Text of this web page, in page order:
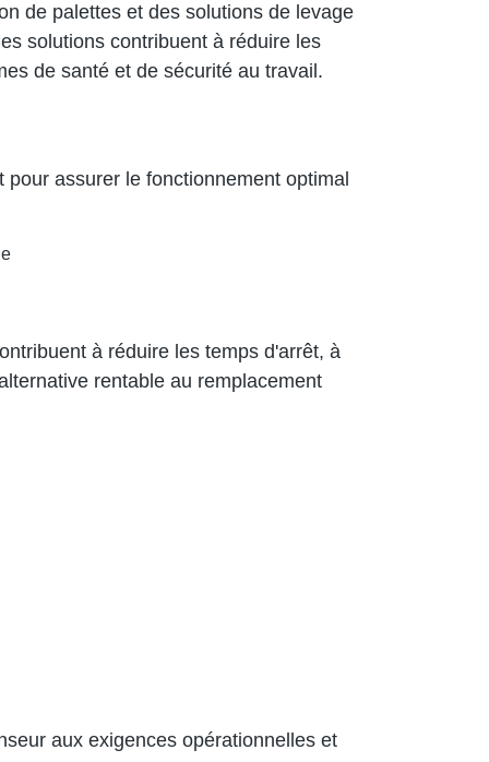
de palettes et des solutions de levage
solutions contribuent à réduire les
de santé et de sécurité au travail.
assurer le fonctionnement optimal
à réduire les temps d'arrêt, à
rentable au remplacement
aux exigences opérationnelles et